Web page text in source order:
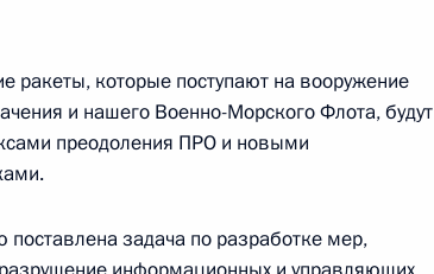
Кавказского
ракеты, которые поступают на вооружение
и нашего Военно-Морского Флота, будут
преодоления ПРО и новыми
задача по разработке мер,